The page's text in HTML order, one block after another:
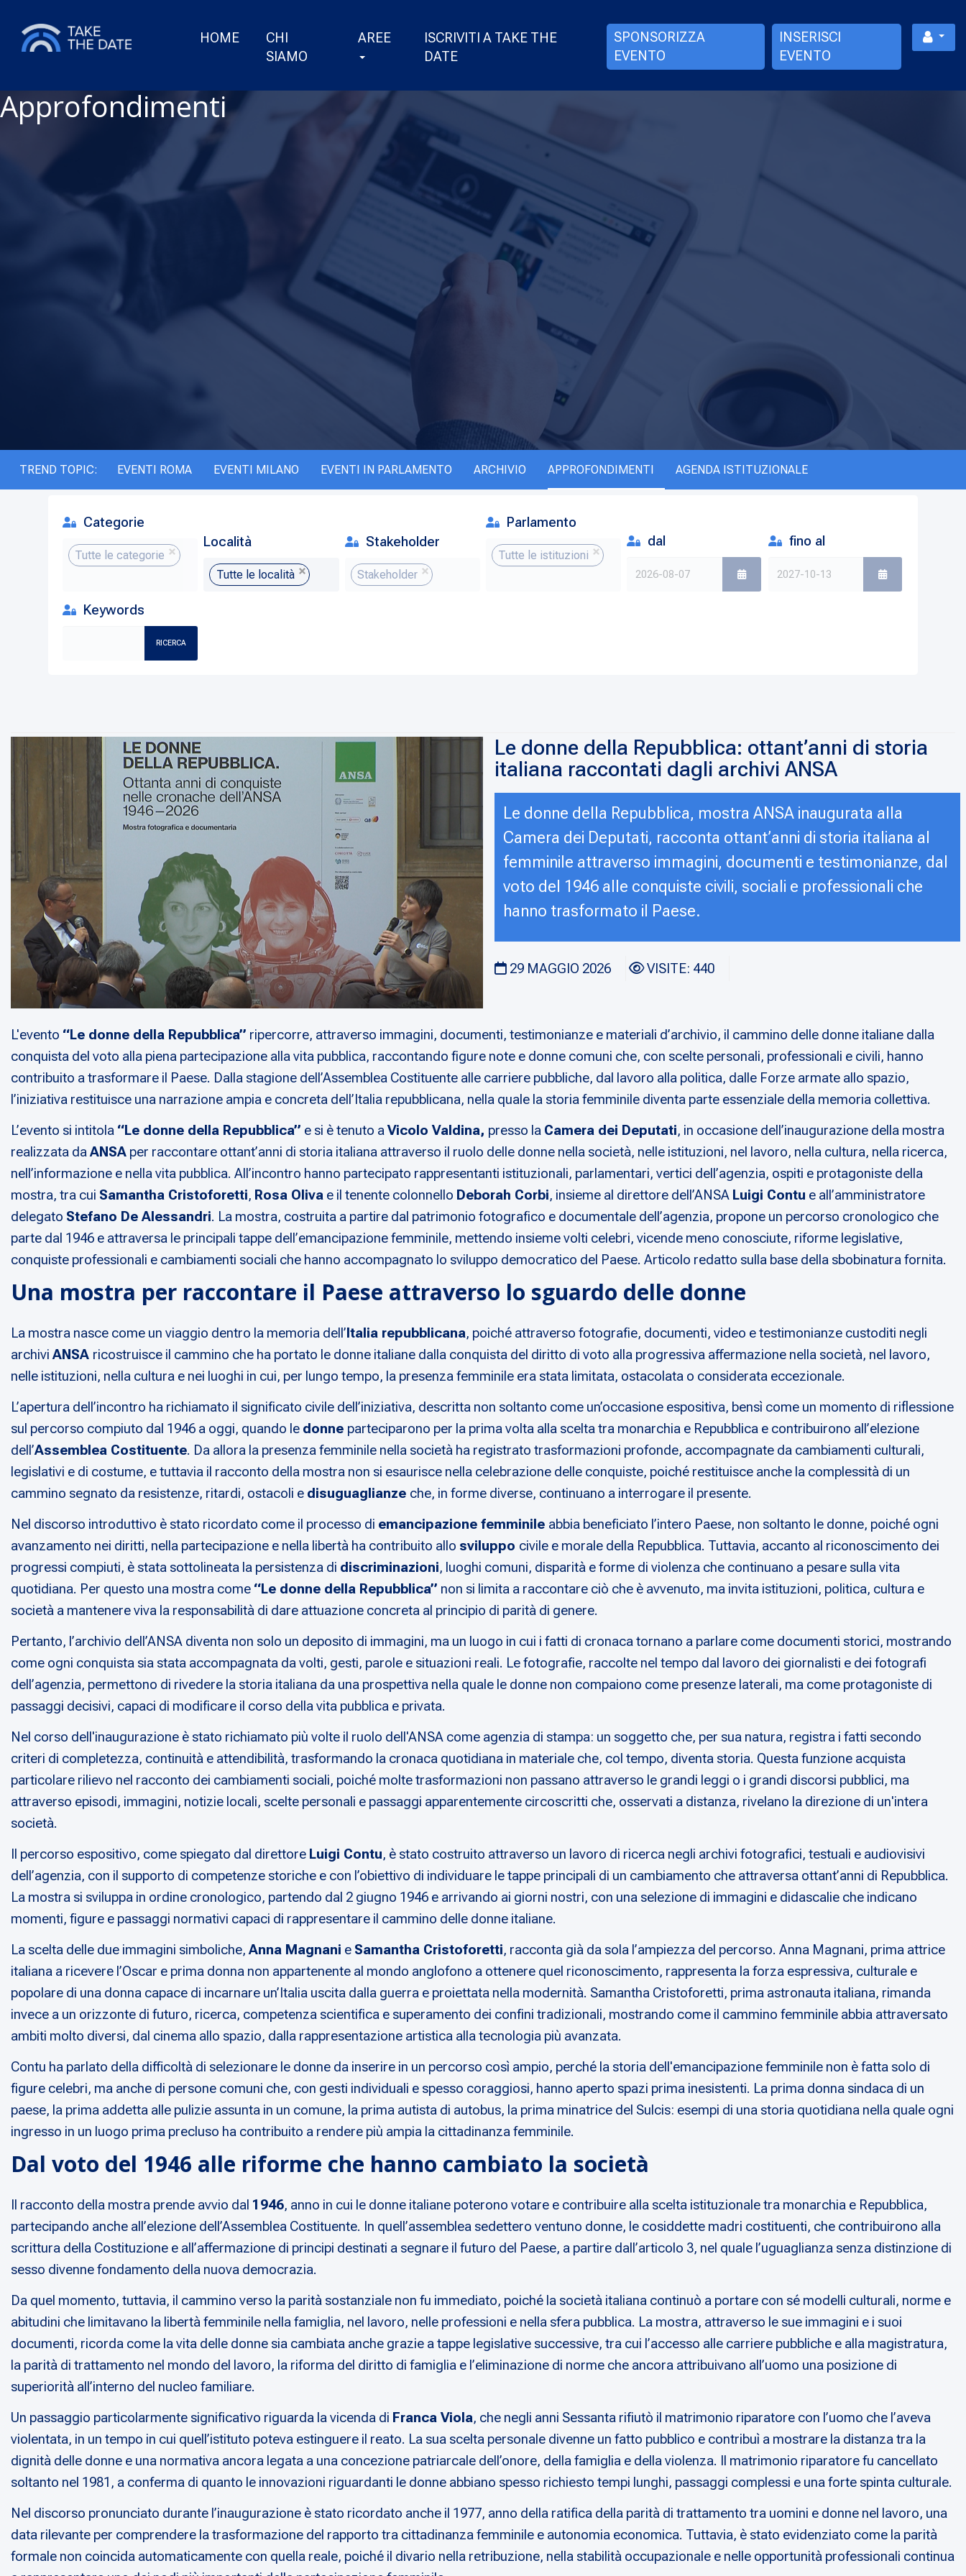
HOME
CHI
SIAMO
AREE
ISCRIVITI A TAKE THE
DATE
SPONSORIZZA
EVENTO
INSERISCI
EVENTO
Approfondimenti
TREND TOPIC: EVENTI ROMA EVENTI MILANO EVENTI IN PARLAMENTO ARCHIVIO APPROFONDIMENTI AGENDA ISTITUZIONALE
Categorie
Tutte le categorie
Località
Tutte le località
Stakeholder
Stakeholder
Parlamento
Tutte le istituzioni
dal fino al
Keywords
RICERCA
Le donne della Repubblica: ottant’anni di storia
italiana raccontati dagli archivi ANSA
Le donne della Repubblica, mostra ANSA inaugurata alla
Camera dei Deputati, racconta ottant’anni di storia italiana al
femminile attraverso immagini, documenti e testimonianze, dal
voto del 1946 alle conquiste civili, sociali e professionali che
hanno trasformato il Paese.
29 MAGGIO 2026 VISITE: 440
L'evento “Le donne della Repubblica” ripercorre, attraverso immagini, documenti, testimonianze e materiali d’archivio, il cammino delle donne italiane dalla
conquista del voto alla piena partecipazione alla vita pubblica, raccontando figure note e donne comuni che, con scelte personali, professionali e civili, hanno
contribuito a trasformare il Paese. Dalla stagione dell’Assemblea Costituente alle carriere pubbliche, dal lavoro alla politica, dalle Forze armate allo spazio,
l’iniziativa restituisce una narrazione ampia e concreta dell’Italia repubblicana, nella quale la storia femminile diventa parte essenziale della memoria collettiva.
L’evento si intitola “Le donne della Repubblica” e si è tenuto aVicolo Valdina, presso la Camera dei Deputati, in occasione dell’inaugurazione della mostra
realizzata daANSA per raccontare ottant’anni di storia italiana attraverso il ruolo delle donne nella società, nelle istituzioni, nel lavoro, nella cultura, nella ricerca,
nell’informazione e nella vita pubblica. All’incontro hanno partecipato rappresentanti istituzionali, parlamentari, vertici dell’agenzia, ospiti e protagoniste della
mostra, tra cui Samantha Cristoforetti, Rosa Oliva e il tenente colonnello Deborah Corbi, insieme al direttore dell’ANSA Luigi Contu e all’amministratore
delegato Stefano De Alessandri. La mostra, costruita a partire dal patrimonio fotografico e documentale dell’agenzia, propone un percorso cronologico che
parte dal 1946 e attraversa le principali tappe dell’emancipazione femminile, mettendo insieme volti celebri, vicende meno conosciute, riforme legislative,
conquiste professionali e cambiamenti sociali che hanno accompagnato lo sviluppo democratico del Paese. Articolo redatto sulla base della sbobinatura fornita.
Una mostra per raccontare il Paese attraverso lo sguardo delle donne
La mostra nasce come un viaggio dentro la memoria dell’Italia repubblicana, poiché attraverso fotografie, documenti, video e testimonianze custoditi negli
archivi ANSA ricostruisce il cammino che ha portato le donne italiane dalla conquista del diritto di voto alla progressiva affermazione nella società, nel lavoro,
nelle istituzioni, nella cultura e nei luoghi in cui, per lungo tempo, la presenza femminile era stata limitata, ostacolata o considerata eccezionale.
L’apertura dell’incontro ha richiamato il significato civile dell’iniziativa, descritta non soltanto come un’occasione espositiva, bensì come un momento di riflessione
sul percorso compiuto dal 1946 a oggi, quando le donne parteciparono per la prima volta alla scelta tra monarchia e Repubblica e contribuirono all’elezione
dell’Assemblea Costituente. Da allora la presenza femminile nella società ha registrato trasformazioni profonde, accompagnate da cambiamenti culturali,
legislativi e di costume, e tuttavia il racconto della mostra non si esaurisce nella celebrazione delle conquiste, poiché restituisce anche la complessità di un
cammino segnato da resistenze, ritardi, ostacoli e disuguaglianze che, in forme diverse, continuano a interrogare il presente.
Nel discorso introduttivo è stato ricordato come il processo di emancipazione femminile abbia beneficiato l’intero Paese, non soltanto le donne, poiché ogni
avanzamento nei diritti, nella partecipazione e nella libertà ha contribuito allo sviluppo civile e morale della Repubblica. Tuttavia, accanto al riconoscimento dei
progressi compiuti, è stata sottolineata la persistenza di discriminazioni, luoghi comuni, disparità e forme di violenza che continuano a pesare sulla vita
quotidiana. Per questo una mostra come “Le donne della Repubblica” non si limita a raccontare ciò che è avvenuto, ma invita istituzioni, politica, cultura e
società a mantenere viva la responsabilità di dare attuazione concreta al principio di parità di genere.
Pertanto, l’archivio dell’ANSA diventa non solo un deposito di immagini, ma un luogo in cui i fatti di cronaca tornano a parlare come documenti storici, mostrando
come ogni conquista sia stata accompagnata da volti, gesti, parole e situazioni reali. Le fotografie, raccolte nel tempo dal lavoro dei giornalisti e dei fotografi
dell’agenzia, permettono di rivedere la storia italiana da una prospettiva nella quale le donne non compaiono come presenze laterali, ma come protagoniste di
passaggi decisivi, capaci di modificare il corso della vita pubblica e privata.
Nel corso dell'inaugurazione è stato richiamato più volte il ruolo dell'ANSA come agenzia di stampa: un soggetto che, per sua natura, registra i fatti secondo
criteri di completezza, continuità e attendibilità, trasformando la cronaca quotidiana in materiale che, col tempo, diventa storia. Questa funzione acquista
particolare rilievo nel racconto dei cambiamenti sociali, poiché molte trasformazioni non passano attraverso le grandi leggi o i grandi discorsi pubblici, ma
attraverso episodi, immagini, notizie locali, scelte personali e passaggi apparentemente circoscritti che, osservati a distanza, rivelano la direzione di un'intera
società.
Il percorso espositivo, come spiegato dal direttore Luigi Contu, è stato costruito attraverso un lavoro di ricerca negli archivi fotografici, testuali e audiovisivi
dell’agenzia, con il supporto di competenze storiche e con l’obiettivo di individuare le tappe principali di un cambiamento che attraversa ottant’anni di Repubblica.
La mostra si sviluppa in ordine cronologico, partendo dal 2 giugno 1946 e arrivando ai giorni nostri, con una selezione di immagini e didascalie che indicano
momenti, figure e passaggi normativi capaci di rappresentare il cammino delle donne italiane.
La scelta delle due immagini simboliche, Anna Magnani e Samantha Cristoforetti, racconta già da sola l’ampiezza del percorso. Anna Magnani, prima attrice
italiana a ricevere l’Oscar e prima donna non appartenente al mondo anglofono a ottenere quel riconoscimento, rappresenta la forza espressiva, culturale e
popolare di una donna capace di incarnare un’Italia uscita dalla guerra e proiettata nella modernità. Samantha Cristoforetti, prima astronauta italiana, rimanda
invece a un orizzonte di futuro, ricerca, competenza scientifica e superamento dei confini tradizionali, mostrando come il cammino femminile abbia attraversato
ambiti molto diversi, dal cinema allo spazio, dalla rappresentazione artistica alla tecnologia più avanzata.
Contu ha parlato della difficoltà di selezionare le donne da inserire in un percorso così ampio, perché la storia dell'emancipazione femminile non è fatta solo di
figure celebri, ma anche di persone comuni che, con gesti individuali e spesso coraggiosi, hanno aperto spazi prima inesistenti. La prima donna sindaca di un
paese, la prima addetta alle pulizie assunta in un comune, la prima autista di autobus, la prima minatrice del Sulcis: esempi di una storia quotidiana nella quale ogni
ingresso in un luogo prima precluso ha contribuito a rendere più ampia la cittadinanza femminile.
Dal voto del 1946 alle riforme che hanno cambiato la società
Il racconto della mostra prende avvio dal 1946, anno in cui le donne italiane poterono votare e contribuire alla scelta istituzionale tra monarchia e Repubblica,
partecipando anche all’elezione dell’Assemblea Costituente. In quell’assemblea sedettero ventuno donne, le cosiddette madri costituenti, che contribuirono alla
scrittura della Costituzione e all’affermazione di principi destinati a segnare il futuro del Paese, a partire dall’articolo 3, nel quale l’uguaglianza senza distinzione di
sesso divenne fondamento della nuova democrazia.
Da quel momento, tuttavia, il cammino verso la parità sostanziale non fu immediato, poiché la società italiana continuò a portare con sé modelli culturali, norme e
abitudini che limitavano la libertà femminile nella famiglia, nel lavoro, nelle professioni e nella sfera pubblica. La mostra, attraverso le sue immagini e i suoi
documenti, ricorda come la vita delle donne sia cambiata anche grazie a tappe legislative successive, tra cui l’accesso alle carriere pubbliche e alla magistratura,
la parità di trattamento nel mondo del lavoro, la riforma del diritto di famiglia e l’eliminazione di norme che ancora attribuivano all’uomo una posizione di
superiorità all’interno del nucleo familiare.
Un passaggio particolarmente significativo riguarda la vicenda di Franca Viola, che negli anni Sessanta rifiutò il matrimonio riparatore con l’uomo che l’aveva
violentata, in un tempo in cui quell’istituto poteva estinguere il reato. La sua scelta personale divenne un fatto pubblico e contribuì a mostrare la distanza tra la
dignità delle donne e una normativa ancora legata a una concezione patriarcale dell’onore, della famiglia e della violenza. Il matrimonio riparatore fu cancellato
soltanto nel 1981, a conferma di quanto le innovazioni riguardanti le donne abbiano spesso richiesto tempi lunghi, passaggi complessi e una forte spinta culturale.
Nel discorso pronunciato durante l’inaugurazione è stato ricordato anche il 1977, anno della ratifica della parità di trattamento tra uomini e donne nel lavoro, una
data rilevante per comprendere la trasformazione del rapporto tra cittadinanza femminile e autonomia economica. Tuttavia, è stato evidenziato come la parità
formale non coincida automaticamente con quella reale, poiché il divario nella retribuzione, nella stabilità occupazionale e nelle opportunità professionali continua